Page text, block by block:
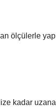
ölçülerle
kadar